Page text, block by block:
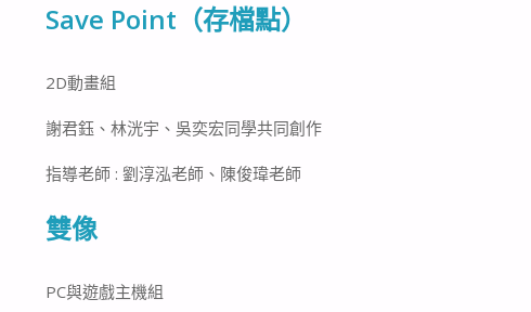
Save Point（存檔點）
2D動畫組
謝君鈺、林洸宇、吳奕宏同學共同創作
指導老師 : 劉淳泓老師、陳俊瑋老師
雙像
PC與遊戲主機組